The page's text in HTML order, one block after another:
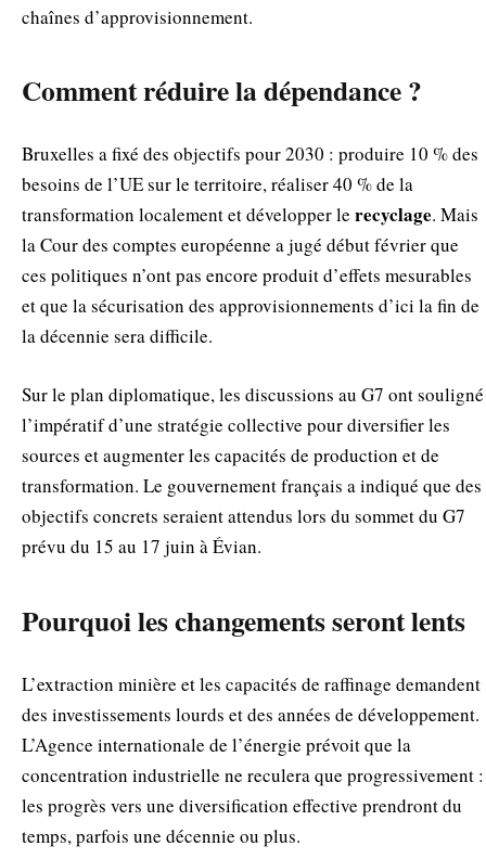
chaînes d’approvisionnement.
Comment réduire la dépendance ?
Bruxelles a fixé des objectifs pour 2030 : produire 10 % des
besoins de l’UE sur le territoire, réaliser 40 % de la
transformation localement et développer le recyclage. Mais
la Cour des comptes européenne a jugé début février que
ces politiques n’ont pas encore produit d’effets mesurables
et que la sécurisation des approvisionnements d’ici la fin de
la décennie sera difficile.
Sur le plan diplomatique, les discussions au G7 ont souligné
l’impératif d’une stratégie collective pour diversifier les
sources et augmenter les capacités de production et de
transformation. Le gouvernement français a indiqué que des
objectifs concrets seraient attendus lors du sommet du G7
prévu du 15 au 17 juin à Évian.
Pourquoi les changements seront lents
L’extraction minière et les capacités de raffinage demandent
des investissements lourds et des années de développement.
L’Agence internationale de l’énergie prévoit que la
concentration industrielle ne reculera que progressivement :
les progrès vers une diversification effective prendront du
temps, parfois une décennie ou plus.